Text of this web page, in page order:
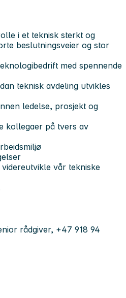
i et teknisk sterkt og
beslutningsveier og stor
med spennende
teknisk avdeling utvikles
ledelse, prosjekt og
kollegaer på tvers av
vår tekniske
rådgiver, +47 918 94